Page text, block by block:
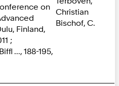
on
Finland,
;
..., 188-195,
Christian
Bischof, C.